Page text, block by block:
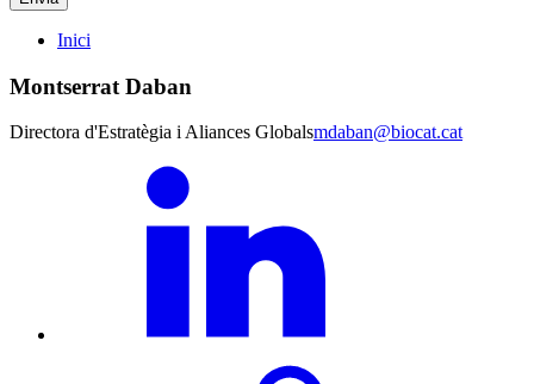
Inici
Montserrat Daban
Directora d'Estratègia i Aliances Globalsmdaban@biocat.cat